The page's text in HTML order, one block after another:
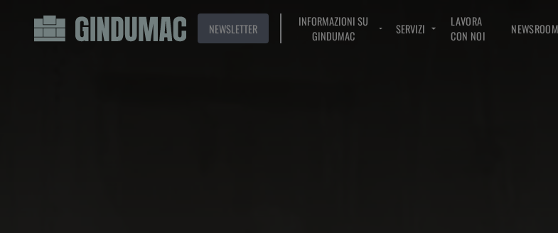
NEWSLETTER
INFORMAZIONI SU
GINDUMAC
SERVIZI
LAVORA
CON NOI
NEWSROOM